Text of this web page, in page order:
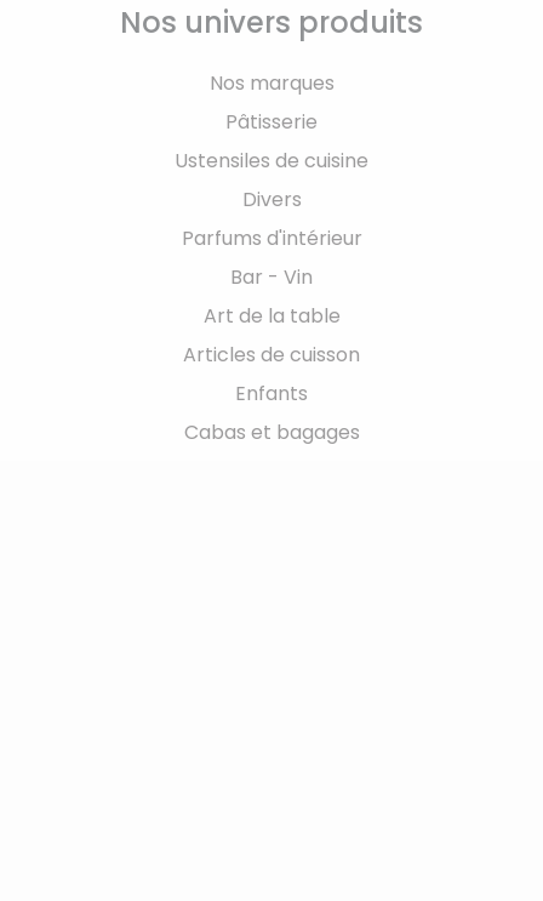
Nos univers produits
Nos marques
Pâtisserie
Ustensiles de cuisine
Divers
Parfums d'intérieur
Bar - Vin
Art de la table
Articles de cuisson
Enfants
Cabas et bagages